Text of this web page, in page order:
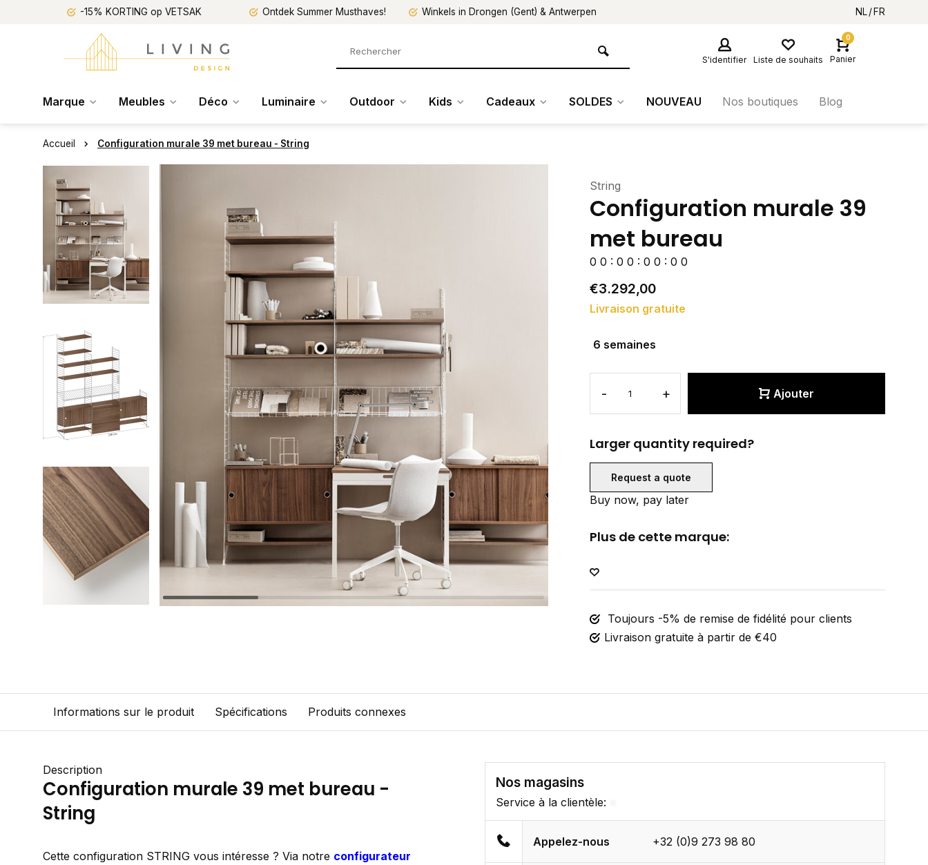
-15% KORTING op VETSAK Ontdek Summer Musthaves! Winkels in Drongen (Gent) & Antwerpen NL FR
S'identifier Liste de souhaits
0
Panier
Marque Meubles Déco Luminaire Outdoor Kids Cadeaux SOLDES NOUVEAU Nos boutiques Blog
Accueil Configuration murale 39 met bureau - String
String
Configuration murale 39
met bureau
0 0 : 0 0 : 0 0 : 0 0
€3.292,00
Livraison gratuite
6 semaines
- + Ajouter
Larger quantity required?
Request a quote
Buy now, pay later
Plus de cette marque:
Toujours -5% de remise de fidélité pour clients
Livraison gratuite à partir de €40
Informations sur le produit Spécifications Produits connexes
Description
Configuration murale 39 met bureau -
String
Cette configuration STRING vous intéresse ? Via notre configurateur
Nos magasins
Service à la clientèle:
Appelez-nous +32 (0)9 273 98 80